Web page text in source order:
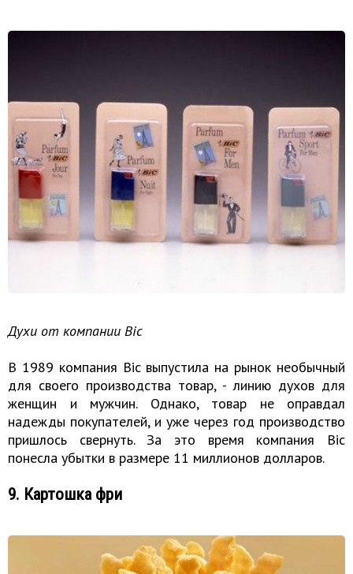
Духи от компании Bic
В 1989 компания Bic выпустила на рынок необычный
для своего производства товар, - линию духов для
женщин и мужчин. Однако, товар не оправдал
надежды покупателей, и уже через год производство
пришлось свернуть. За это время компания Bic
понесла убытки в размере 11 миллионов долларов.
9. Картошка фри